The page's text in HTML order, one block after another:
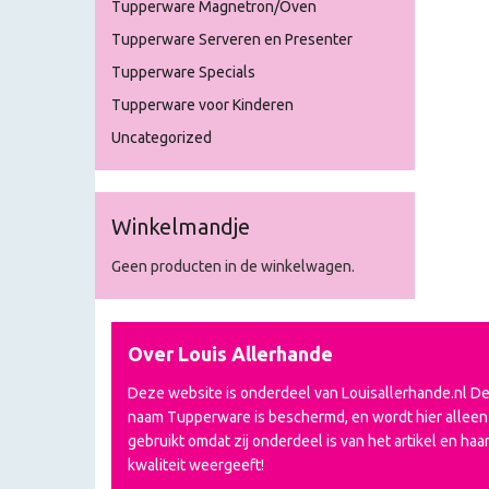
Tupperware Magnetron/Oven
Tupperware Serveren en Presenter
Tupperware Specials
Tupperware voor Kinderen
Uncategorized
Winkelmandje
Geen producten in de winkelwagen.
Over Louis Allerhande
Deze website is onderdeel van Louisallerhande.nl De
naam Tupperware is beschermd, en wordt hier alleen
gebruikt omdat zij onderdeel is van het artikel en haar
kwaliteit weergeeft!